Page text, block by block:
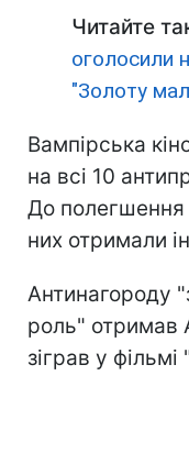
Читайте
оголосили
"Золоту
Вампірська
на всі 10
До полегшення
них отримали
Антинагороду
роль" отримав
зіграв у